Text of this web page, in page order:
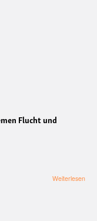
Flucht und
Weiterlesen